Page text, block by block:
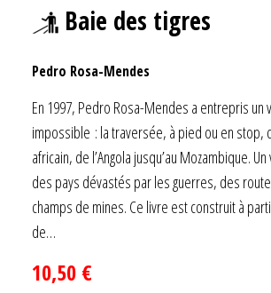
Baie des tigres
Pedro Rosa-Mendes
En 1997, Pedro Rosa-Mendes a entrepris un
impossible : la traversée, à pied ou en stop,
africain, de l’Angola jusqu’au Mozambique.
des pays dévastés par les guerres, des
champs de mines. Ce livre est construit à
de…
10,50 €